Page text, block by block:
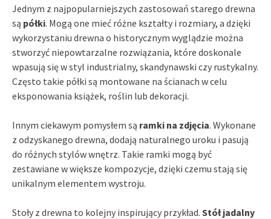
Jednym z najpopularniejszych zastosowań starego drewna
są półki. Mogą one mieć różne kształty i rozmiary, a dzięki
wykorzystaniu drewna o historycznym wyglądzie można
stworzyć niepowtarzalne rozwiązania, które doskonale
wpasują się w styl industrialny, skandynawski czy rustykalny.
Często takie półki są montowane na ścianach w celu
eksponowania książek, roślin lub dekoracji.
Innym ciekawym pomysłem są ramki na zdjęcia. Wykonane
z odzyskanego drewna, dodają naturalnego uroku i pasują
do różnych stylów wnętrz. Takie ramki mogą być
zestawiane w większe kompozycje, dzięki czemu stają się
unikalnym elementem wystroju.
Stoły z drewna to kolejny inspirujący przykład. Stół jadalny